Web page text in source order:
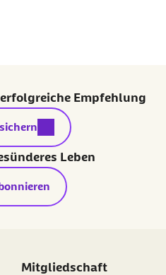
Empfehlung
Link:
Leben
Mitgliedschaft